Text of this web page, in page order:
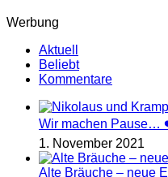
Werbung
Aktuell
Beliebt
Kommentare
Wir machen Pause…
1. November 2021
Alte Bräuche – neue